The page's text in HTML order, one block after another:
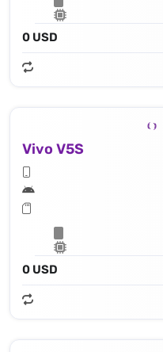
0 USD
Vivo V5S
0 USD